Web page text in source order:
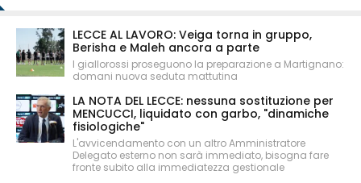
LECCE AL LAVORO: Veiga torna in gruppo,
Berisha e Maleh ancora a parte
I giallorossi proseguono la preparazione a Martignano:
domani nuova seduta mattutina
LA NOTA DEL LECCE: nessuna sostituzione per
MENCUCCI, liquidato con garbo, "dinamiche
fisiologiche"
L'avvicendamento con un altro Amministratore
Delegato esterno non sarà immediato, bisogna fare
fronte subito alla immediatezza gestionale